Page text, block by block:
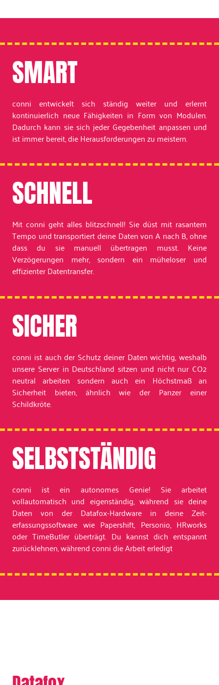
SMART
conni entwickelt sich ständig weiter und erlernt
kontinuierlich neue Fähigkeiten in Form von Modulen.
Dadurch kann sie sich jeder Gegebenheit anpassen und
ist immer bereit, die Herausforderungen zu meistern.
SCHNELL
Mit conni geht alles blitzschnell! Sie düst mit rasantem
Tempo und transportiert deine Daten von A nach B, ohne
dass du sie manuell übertragen musst. Keine
Verzögerungen mehr, sondern ein müheloser und
effizienter Datentransfer.
SICHER
conni ist auch der Schutz deiner Daten wichtig, weshalb
unsere Server in Deutschland sitzen und nicht nur CO2
neutral arbeiten sondern auch ein Höchstmaß an
Sicherheit bieten, ähnlich wie der Panzer einer
Schildkröte.
SELBSTSTÄNDIG
conni ist ein autonomes Genie! Sie arbeitet
vollautomatisch und eigenständig, während sie deine
Daten von der Datafox-Hardware in deine Zeit­
erfassungssoftware wie Papershift, Personio, HRworks
oder TimeButler überträgt. Du kannst dich entspannt
zurücklehnen, während conni die Arbeit erledigt